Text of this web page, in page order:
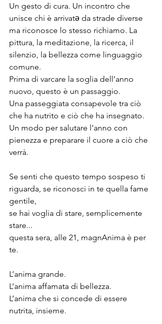
Un gesto di cura. Un incontro che
unisce chi è arrivatə da strade diverse
ma riconosce lo stesso richiamo. La
pittura, la meditazione, la ricerca, il
silenzio, la bellezza come linguaggio
comune.
Prima di varcare la soglia dell’anno
nuovo, questo è un passaggio.
Una passeggiata consapevole tra ciò
che ha nutrito e ciò che ha insegnato.
Un modo per salutare l’anno con
pienezza e preparare il cuore a ciò che
verrà.
Se senti che questo tempo sospeso ti
riguarda, se riconosci in te quella fame
gentile,
se hai voglia di stare, semplicemente
stare...
questa sera, alle 21, magnAnima è per
te.
L’anima grande.
L’anima affamata di bellezza.
L’anima che si concede di essere
nutrita, insieme.